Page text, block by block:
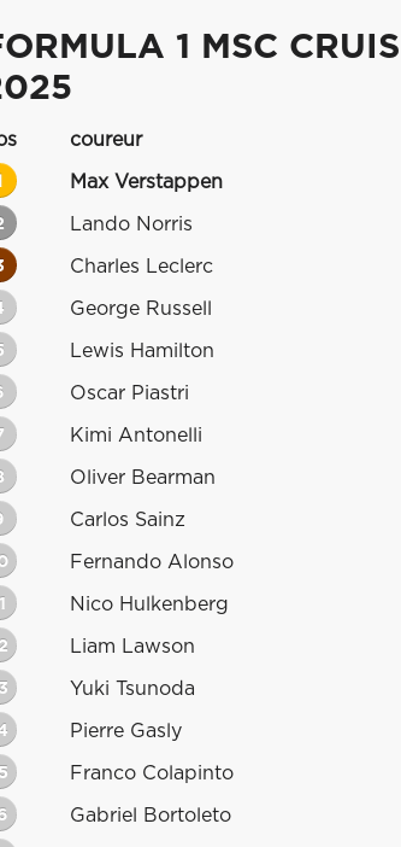
1 MSC
coureur
Max Verstappen
Lando Norris
Charles Leclerc
George Russell
Lewis Hamilton
Oscar Piastri
Kimi Antonelli
Oliver Bearman
Carlos Sainz
Fernando Alonso
Nico Hulkenberg
Liam Lawson
Yuki Tsunoda
Pierre Gasly
Franco Colapinto
Gabriel Bortoleto